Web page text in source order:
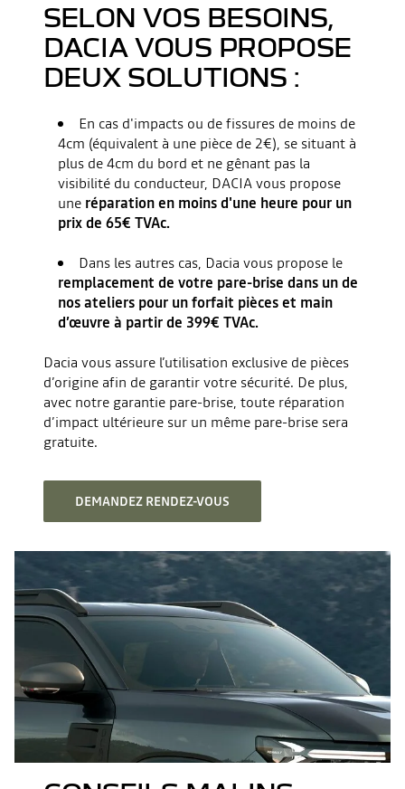
SELON VOS BESOINS,
DACIA VOUS PROPOSE
DEUX SOLUTIONS :
En cas d'impacts ou de fissures de moins de
4cm (équivalent à une pièce de 2€), se situant à
plus de 4cm du bord et ne gênant pas la
visibilité du conducteur, DACIA vous propose
une réparation en moins d'une heure pour un
prix de 65€ TVAc.
Dans les autres cas, Dacia vous propose le
remplacement de votre pare-brise dans un de
nos ateliers pour un forfait pièces et main
d’œuvre à partir de 399€ TVAc.
Dacia vous assure l’utilisation exclusive de pièces
d’origine afin de garantir votre sécurité. De plus,
avec notre garantie pare-brise, toute réparation
d’impact ultérieure sur un même pare-brise sera
gratuite.
DEMANDEZ RENDEZ-VOUS